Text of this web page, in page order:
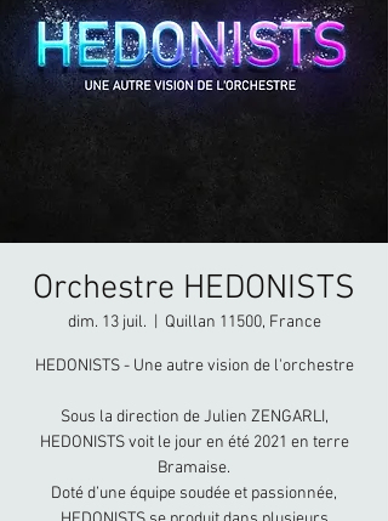
Orchestre HEDONISTS
dim. 13 juil. Quillan 11500, France
HEDONISTS - Une autre vision de l'orchestre
Sous la direction de Julien ZENGARLI,
HEDONISTS voit le jour en été 2021 en terre
Bramaise.
Doté d’une équipe soudée et passionnée,